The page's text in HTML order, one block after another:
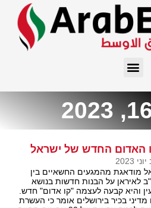
האדום החדש של ישראל
מודאגת מהמגעים החשאיים בין
לאיראן על הבנות חדשות בנושא
והיא קבעה לעצמה "קו אדום" חדש.
מדיני בכיר בירושלים אומר כי העשרת